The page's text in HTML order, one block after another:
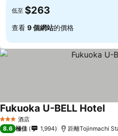
低至 $263
查看 9 個網站的價格
3 星級 酒店
Fukuoka U-BELL Hotel
8.6 極佳 1,994 距離Tojinmachi